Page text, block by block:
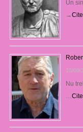
Un
→
10/09/
Nu